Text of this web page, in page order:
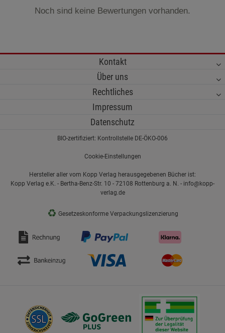
Noch sind keine Bewertungen vorhanden.
Kontakt
Über uns
Rechtliches
Impressum
Datenschutz
BIO-zertifiziert: Kontrollstelle DE-ÖKO-006
Cookie-Einstellungen
Hersteller aller vom Kopp Verlag herausgegebenen Bücher ist:
Kopp Verlag e.K. - Bertha-Benz-Str. 10 - 72108 Rottenburg a. N. - info@kopp-
verlag.de
♻ Gesetzeskonforme Verpackungslizenzierung